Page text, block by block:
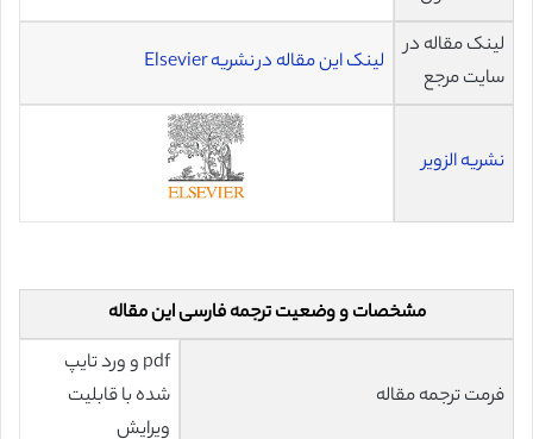
لینک مقاله در
سایت مرجع
لینک این مقاله در نشریه Elsevier
نشریه الزویر
مشخصات و وضعیت ترجمه فارسی این مقاله
فرمت ترجمه مقاله
pdf و ورد تایپ
شده با قابلیت
ویرایش